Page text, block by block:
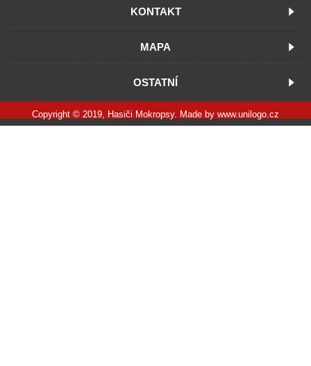
KONTAKT
MAPA
OSTATNÍ
Copyright © 2019, Hasiči Mokropsy. Made by www.unilogo.cz